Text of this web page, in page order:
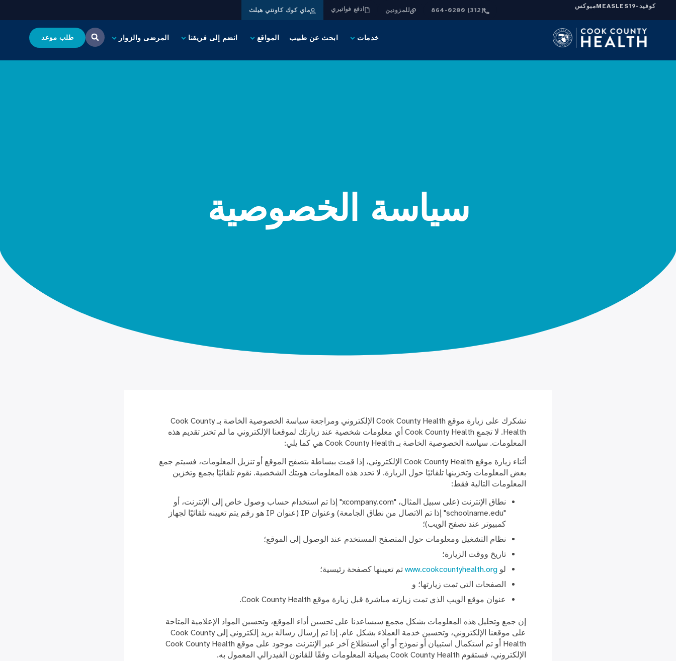
كوفيد-19 MEASLESمبوكس
(312) 864-0200 للمزودين ادفع فواتيري ماي كوك كاونتي هيلث
خدمات ابحث عن طبيب المواقع انضم إلى فريقنا المرضى والزوار طلب موعد
سياسة الخصوصية
نشكرك على زيارة موقع Cook County Health الإلكتروني ومراجعة سياسة الخصوصية الخاصة بـ Cook County
Health. لا تجمع Cook County Health أي معلومات شخصية عند زيارتك لموقعنا الإلكتروني ما لم تختر تقديم هذه
المعلومات. سياسة الخصوصية الخاصة بـ Cook County Health هي كما يلي:
أثناء زيارة موقع Cook County Health الإلكتروني، إذا قمت ببساطة بتصفح الموقع أو تنزيل المعلومات، فسيتم جمع
بعض المعلومات وتخزينها تلقائيًا حول الزيارة. لا تحدد هذه المعلومات هويتك الشخصية. نقوم تلقائيًا بجمع وتخزين
المعلومات التالية فقط:
نطاق الإنترنت (على سبيل المثال، "xcompany.com" إذا تم استخدام حساب وصول خاص إلى الإنترنت، أو
"schoolname.edu" إذا تم الاتصال من نطاق الجامعة) وعنوان IP (عنوان IP هو رقم يتم تعيينه تلقائيًا لجهاز
كمبيوتر عند تصفح الويب)؛
نظام التشغيل ومعلومات حول المتصفح المستخدم عند الوصول إلى الموقع؛
تاريخ ووقت الزيارة؛
لو www.cookcountyhealth.org تم تعيينها كصفحة رئيسية؛
الصفحات التي تمت زيارتها؛ و
عنوان موقع الويب الذي تمت زيارته مباشرة قبل زيارة موقع Cook County Health.
إن جمع وتحليل هذه المعلومات بشكل مجمع سيساعدنا على تحسين أداء الموقع، وتحسين المواد الإعلامية المتاحة
على موقعنا الإلكتروني، وتحسين خدمة العملاء بشكل عام. إذا تم إرسال رسالة بريد إلكتروني إلى Cook County
Health أو تم استكمال استبيان أو نموذج أو أي استطلاع آخر عبر الإنترنت موجود على موقع Cook County Health
الإلكتروني، فستقوم Cook County Health بصيانة المعلومات وفقًا للقانون الفيدرالي المعمول به.